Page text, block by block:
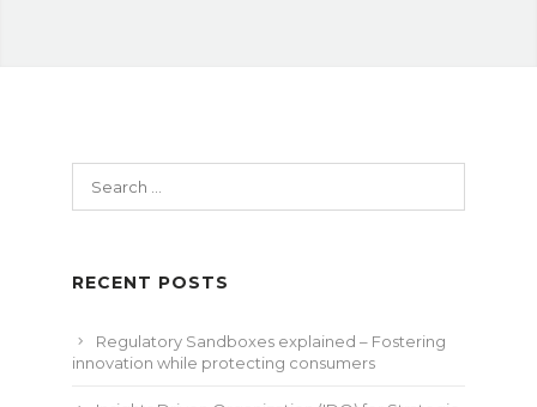
RECENT POSTS
Regulatory Sandboxes explained – Fostering
innovation while protecting consumers